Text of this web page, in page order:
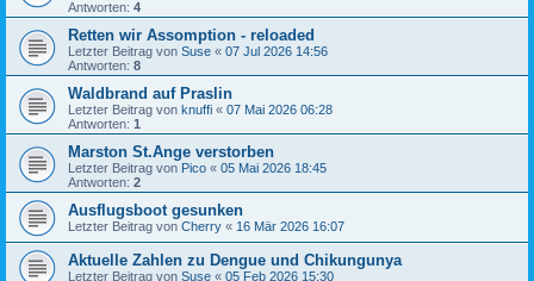
Antworten: 4
Retten wir Assomption - reloaded
Letzter Beitrag von Suse « 07 Jul 2026 14:56
Antworten: 8
Waldbrand auf Praslin
Letzter Beitrag von knuffi « 07 Mai 2026 06:28
Antworten: 1
Marston St.Ange verstorben
Letzter Beitrag von Pico « 05 Mai 2026 18:45
Antworten: 2
Ausflugsboot gesunken
Letzter Beitrag von Cherry « 16 Mär 2026 16:07
Aktuelle Zahlen zu Dengue und Chikungunya
Letzter Beitrag von Suse « 05 Feb 2026 15:30